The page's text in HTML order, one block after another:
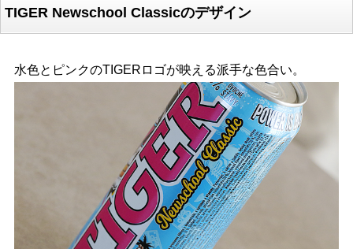
TIGER Newschool Classicのデザイン
水色とピンクのTIGERロゴが映える派手な色合い。